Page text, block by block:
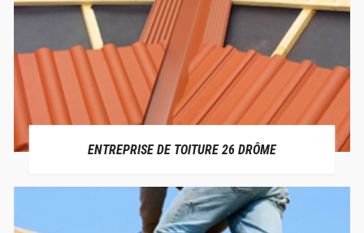
ENTREPRISE DE TOITURE 26 DRÔME